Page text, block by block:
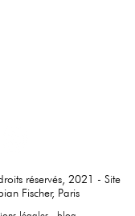
réservés, 2021 - Site
Fischer, Paris